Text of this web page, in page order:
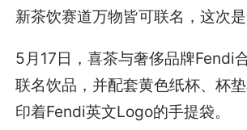
新茶饮赛道万物皆可联名，这次是
5月17日，喜茶与奢侈品牌Fendi
联名饮品，并配套黄色纸杯、杯
印着Fendi英文Logo的手提袋。